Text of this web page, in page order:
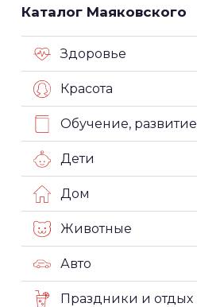
Каталог Маяковского
Здоровье
Красота
Обучение, развитие
Дети
Дом
Животные
Авто
Праздники и отдых